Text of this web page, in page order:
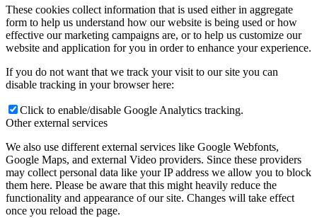
These cookies collect information that is used either in aggregate
form to help us understand how our website is being used or how
effective our marketing campaigns are, or to help us customize our
website and application for you in order to enhance your experience.
If you do not want that we track your visit to our site you can
disable tracking in your browser here:
Click to enable/disable Google Analytics tracking.
Other external services
We also use different external services like Google Webfonts,
Google Maps, and external Video providers. Since these providers
may collect personal data like your IP address we allow you to block
them here. Please be aware that this might heavily reduce the
functionality and appearance of our site. Changes will take effect
once you reload the page.